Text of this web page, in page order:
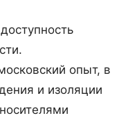
опыт, в
и изоляции